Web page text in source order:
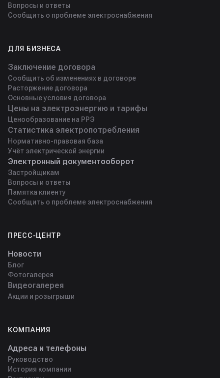
Вопросы и ответы
Сообщить о проблеме электроснабжения
ДЛЯ БИЗНЕСА
Заключение договора
Сообщить об изменениях в договоре
Расторжение договора
Основные условия договора
Цены на электроэнергию и тарифы
Ценообразование на РРЭ
Статистика электропотребления
Нормативно-правовая база
Учёт электрической энергии
Электронный документооборот
Застройщикам
Вопросы и ответы
Памятка клиенту
Сообщить о проблеме электроснабжения
ПРЕСС-ЦЕНТР
Новости
Блог
Фотогалерея
Видеогалерея
Акции и розыгрыши
КОМПАНИЯ
Адреса и телефоны
Руководство
История компании